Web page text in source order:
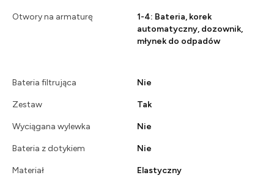
Otwory na armaturę
1-4: Bateria, korek
automatyczny, dozownik,
młynek do odpadów
Bateria filtrująca Nie
Zestaw Tak
Wyciągana wylewka Nie
Bateria z dotykiem Nie
Materiał Elastyczny